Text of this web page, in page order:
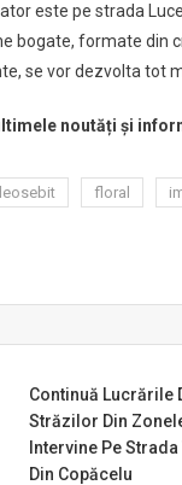
este pe strada
bogate, formate din
se vor dezvolta tot
noutăți și
floral
Continuă Lucrările
Străzilor Din
Intervine Pe
Din Copăcelu